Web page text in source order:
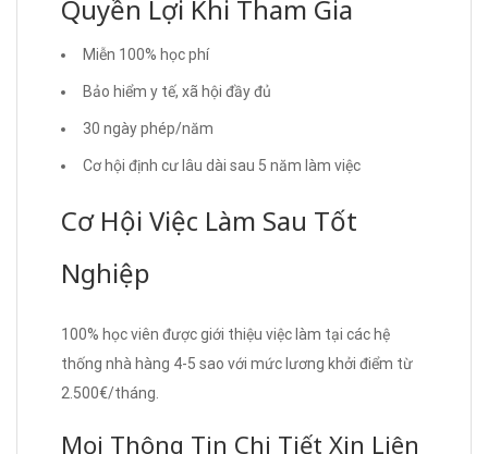
Quyền Lợi Khi Tham Gia
Miễn 100% học phí
Bảo hiểm y tế, xã hội đầy đủ
30 ngày phép/năm
Cơ hội định cư lâu dài sau 5 năm làm việc
Cơ Hội Việc Làm Sau Tốt
Nghiệp
100% học viên được giới thiệu việc làm tại các hệ
thống nhà hàng 4-5 sao với mức lương khởi điểm từ
2.500€/tháng.
Mọi Thông Tin Chi Tiết Xin Liên